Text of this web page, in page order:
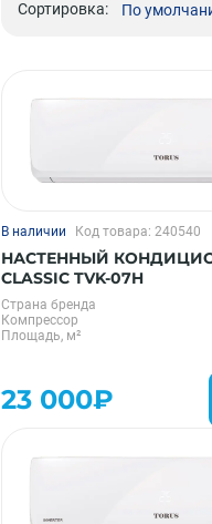
Сортировка:
В наличии Код товара: 240540
НАСТЕННЫЙ
CLASSIC TVK-07H
Страна бренда
Компрессор
Площадь, м²
23 000₽